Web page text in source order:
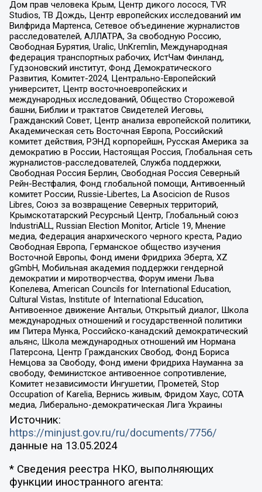
Дом прав человека Крым, Центр дикого лосося, TVR
Studios, ТВ Дождь, Центр европейских исследований им
Вилфрида Мартенса, Сетевое объединение журналистов
расследователей, АЛЛАТРА, За свободную Россию,
Свободная Бурятия, Uralic, UnKremlin, Международная
федерация транспортных рабочих, ИстЧам Финланд,
Гудзоновский институт, Фонд Демократического
Развития, Комитет-2024, Центрально-Европейский
университет, Центр восточноевропейских и
международных исследований, Общество Сторожевой
башни, Библии и трактатов Свидетелей Иеговы,
Гражданский Совет, Центр анализа европейской политики,
Академическая сеть Восточная Европа, Российский
комитет действия, РЭНД корпорейшн, Русская Америка за
демократию в России, Настоящая Россия, Глобальная сеть
журналистов-расследователей, Служба поддержки,
Свободная Россия Берлин, Свободная Россия Северный
Рейн-Вестфалия, Фонд глобальной помощи, Антивоенный
комитет России, Russie-Libertes, La Asocicion de Rusos
Libres, Союз за возвращение Северных территорий,
Крымскотатарский Ресурсный Центр, Глобальный союз
IndustriALL, Russian Election Monitor, Article 19, Мнение
медиа, Федерация анархического черного креста, Радио
Свободная Европа, Германское общество изучения
Восточной Европы, Фонд имени Фридриха Эберта, XZ
gGmbH, Мобильная академия поддержки гендерной
демократии и миротворчества, Форум имени Льва
Копелева, American Councils for International Education,
Cultural Vistas, Institute of International Education,
Антивоенное движение Антальи, Открытый диалог, Школа
международных отношений и государственной политики
им Питера Мунка, Российско-канадский демократический
альянс, Школа международных отношений им Нормана
Патерсона, Центр Гражданских Свобод, Фонд Бориса
Немцова за Свободу, Фонд имени Фридриха Науманна за
свободу, Феминистское антивоенное сопротивление,
Комитет независимости Ингушетии, Прометей, Stop
Occupation of Karelia, Вернись живым, Фридом Хаус, СОТА
медиа, Либерально-демократическая Лига Украины
Источник:
https://minjust.gov.ru/ru/documents/7756/
данные на 13.05.2024
* Сведения реестра НКО, выполняющих
функции иностранного агента: